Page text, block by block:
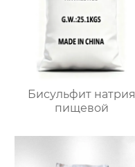
Бисульфит натрия
пищевой